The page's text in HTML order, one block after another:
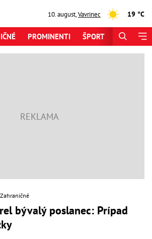
10. august,Vavrinec 19 °C
PROMINENTI ŠPORT
Zahraničné
bývalý poslanec: Prípad